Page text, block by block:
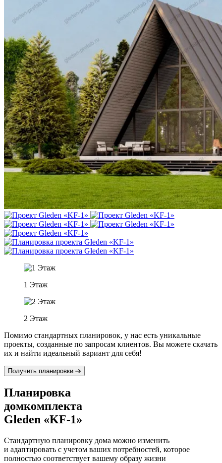
1 Этаж
2 Этаж
Помимо стандартных планировок, у нас есть уникальные
проекты, созданные по запросам клиентов. Вы можете скачать
их и найти идеальный вариант для себя!
Получить планировки
Планировка
домкомплекта
Gleden «KF-1»
Стандартную планировку дома можно изменить
и адаптировать с учетом ваших потребностей, которое
полностью соответствует вашему образу жизни